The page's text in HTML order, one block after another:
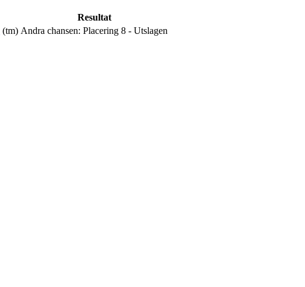
Resultat
(tm) Andra chansen: Placering 8 - Utslagen